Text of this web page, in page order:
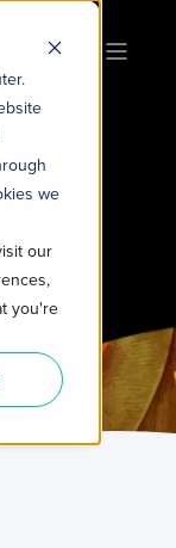
we
our
you're